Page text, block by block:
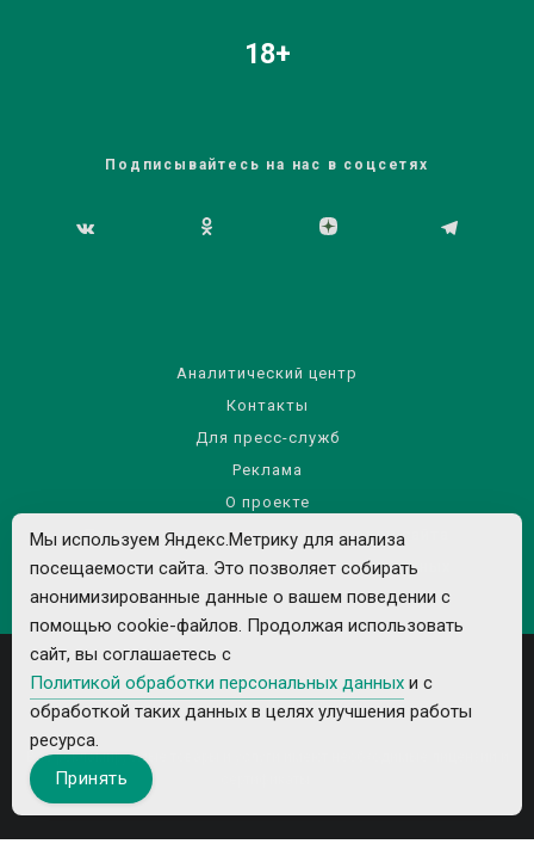
18+
Подписывайтесь на нас в соцсетях
Аналитический центр
Контакты
Для пресс-служб
Реклама
О проекте
Правила использования материалов сайта
Политика обработки персональных данных
Все рекламируемые товары и услуги имеют необходимые лицензии и
Мы используем Яндекс.Метрику для анализа
посещаемости сайта. Это позволяет собирать
анонимизированные данные о вашем поведении с
помощью cookie-файлов. Продолжая использовать
сайт, вы соглашаетесь с
Политикой обработки персональных данных и с
обработкой таких данных в целях улучшения работы
ресурса.
Принять